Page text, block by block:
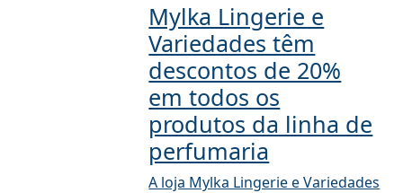
Mylka Lingerie e
Variedades têm
descontos de 20%
em todos os
produtos da linha de
perfumaria
A loja Mylka Lingerie e Variedades